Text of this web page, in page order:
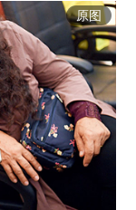
原图